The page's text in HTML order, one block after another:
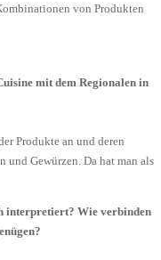
von Produkten
mit dem Regionalen in
Produkte an und deren
Gewürzen. Da hat man als
interpretiert? Wie verbinden